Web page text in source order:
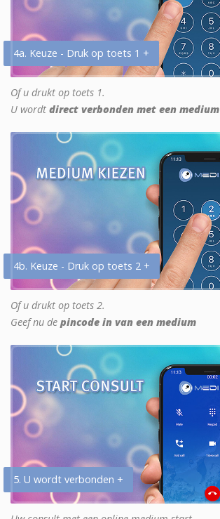
4a. Keuze - Druk op toets 1 +
Of u drukt op toets 1.
U wordt direct verbonden met een medium
4b. Keuze - Druk op toets 2 +
Of u drukt op toets 2.
Geef nu de pincode in van een medium
5. U wordt verbonden +